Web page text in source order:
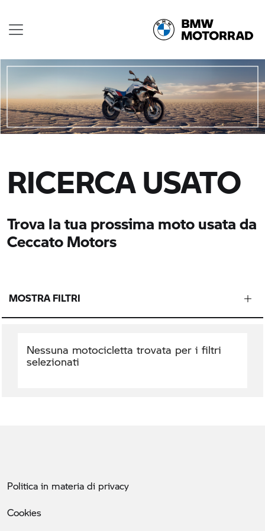
RICERCA USATO
Trova la tua prossima moto usata da
Ceccato Motors
MOSTRA FILTRI
Nessuna motocicletta trovata per i filtri
selezionati
Politica in materia di privacy
Cookies